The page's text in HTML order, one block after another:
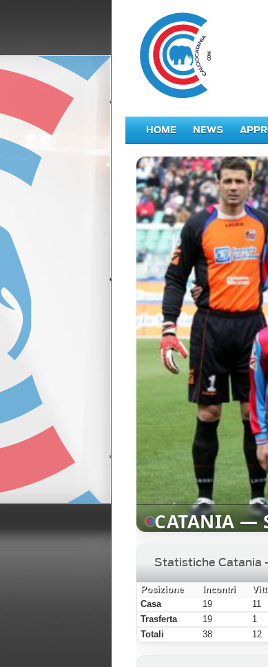
HOME NEWS
CATANIA —
Statistiche Catania
Posizione Incontri
Casa
19 11
Trasferta
19 1
Totali
38 12